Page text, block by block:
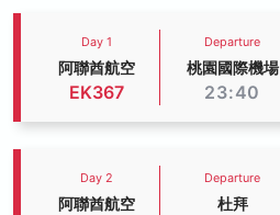
Day 1
阿聯酋航空
EK367
Departure
桃園國際機場
23:40
Day 2
阿聯酋航空
Departure
杜拜